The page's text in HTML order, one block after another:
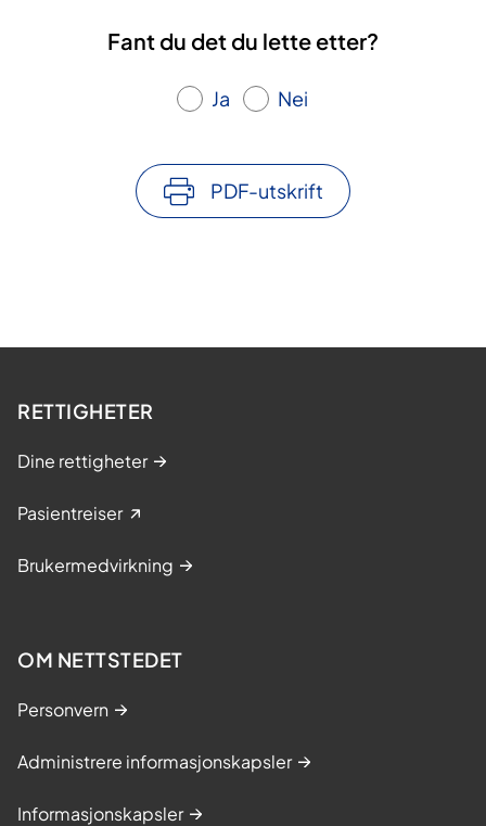
Fant du det du lette etter?
Ja Nei
PDF-utskrift
RETTIGHETER
Dine rettigheter
Pasientreiser
Brukermedvirkning
OM NETTSTEDET
Personvern
Administrere informasjonskapsler
Informasjonskapsler